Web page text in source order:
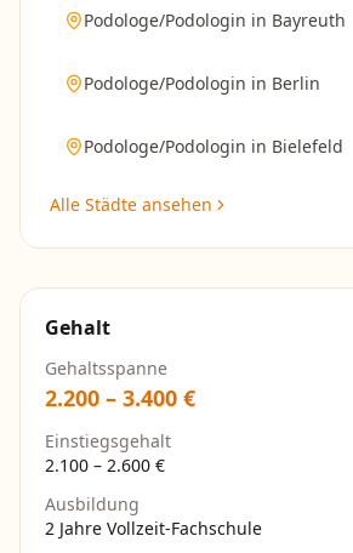
Podologe/Podologin in Bayreuth
Podologe/Podologin in Berlin
Podologe/Podologin in Bielefeld
Alle Städte ansehen
Gehalt
Gehaltsspanne
2.200 – 3.400 €
Einstiegsgehalt
2.100 – 2.600 €
Ausbildung
2 Jahre Vollzeit-Fachschule